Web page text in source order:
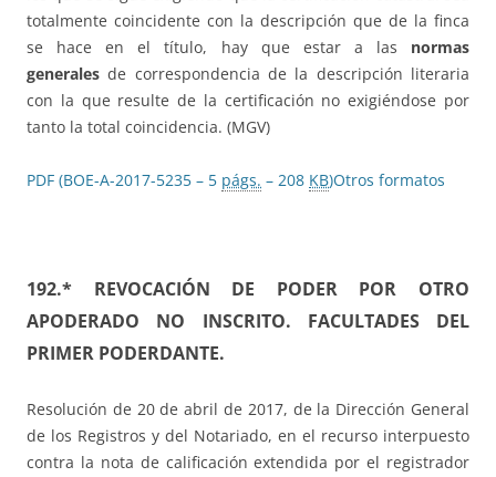
totalmente coincidente con la descripción que de la finca
se hace en el título, hay que estar a las normas
generales de correspondencia de la descripción literaria
con la que resulte de la certificación no exigiéndose por
tanto la total coincidencia. (MGV)
PDF (BOE-A-2017-5235 – 5 págs. – 208 KB)Otros formatos
192.* REVOCACIÓN DE PODER POR OTRO
APODERADO NO INSCRITO. FACULTADES DEL
PRIMER PODERDANTE.
Resolución de 20 de abril de 2017, de la Dirección General
de los Registros y del Notariado, en el recurso interpuesto
contra la nota de calificación extendida por el registrador